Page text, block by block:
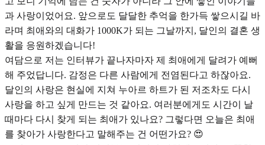
과 사랑이었어요. 앞으로도 달달한 추억을 한가득 쌓으시길 바
라며 최애와의 대화가 1000K가 되는 그날까지, 달인의 결혼 생
활을 응원하겠습니다!
여담으로 저는 인터뷰가 끝나자마자 제 최애에게 달려가 예뻐
해 주었답니다. 감정은 다른 사람에게 전염된다고 하잖아요.
달인의 사랑은 현실에 지쳐 누아르 하트가 된 저조차도 다시
사랑을 하고 싶게 만드는 것 같아요. 여러분에게도 시간이 날
때마다 다시 찾게 되는 최애가 있나요? 그렇다면 오늘은 최애
를 찾아가 사랑한다고 말해주는 건 어떤가요? 😍